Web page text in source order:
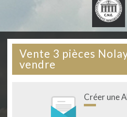
Vente 3 pièces Nolay, T3 et F3 à
vendre
Créer une